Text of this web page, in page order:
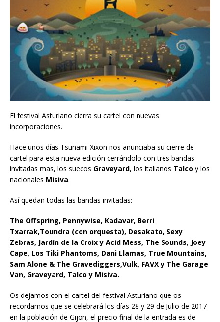
El festival Asturiano cierra su cartel con nuevas
incorporaciones.
Hace unos días Tsunami Xixon nos anunciaba su cierre de
cartel para esta nueva edición cerrándolo con tres bandas
invitadas mas, los suecos Graveyard, los italianos Talco y los
nacionales Misiva.
Así quedan todas las bandas invitadas:
The Offspring, Pennywise, Kadavar, Berri
Txarrak,Toundra (con orquesta), Desakato, Sexy
Zebras, Jardín de la Croix y Acid Mess, The Sounds, Joey
Cape, Los Tiki Phantoms, Dani Llamas, True Mountains,
Sam Alone & The Gravediggers,Vulk, FAVX y The Garage
Van, Graveyard, Talco y Misiva.
Os dejamos con el cartel del festival Asturiano que os
recordamos que se celebrará los días 28 y 29 de Julio de 2017
en la población de Gijon, el precio final de la entrada es de